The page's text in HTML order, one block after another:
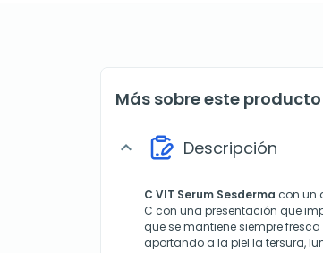
Más sobre este producto
expand_more Descripción
C VIT Serum Sesderma con un
C con una presentación que
que se mantiene siempre
aportando a la piel la tersura,